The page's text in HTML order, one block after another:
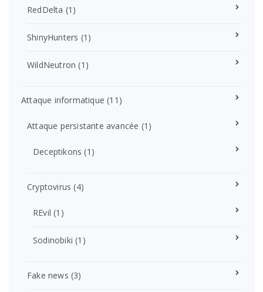
RedDelta (1)
ShinyHunters (1)
WildNeutron (1)
Attaque informatique (11)
Attaque persistante avancée (1)
Deceptikons (1)
Cryptovirus (4)
REvil (1)
Sodinobiki (1)
Fake news (3)